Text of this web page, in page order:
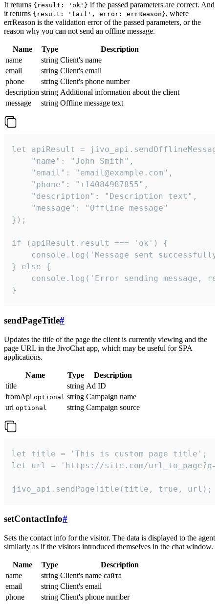
It returns {result: 'ok'} if the passed parameters are correct. And
it returns {result: 'fail', error: errReason}, where
errReason is the validation error of the passed parameters, or the
reason why you can not send an offline message.
Name Type
Description
name
string Client's name
email
string Client's email
phone
string Client's phone number
description string Additional information about the client
message
string Offline message text
let apiResult =
    "name": "John Smith",
    "email": "email@example.com",
    "phone": "+14084987855",
    "description": "Description text",
    "message": "Offline message"
});
if (apiResult.result === 'ok') {
console.log('Message sent
} else {
console.log('Error sending message,
}
sendPageTitle#
Updates the title of the page the client is currently viewing and the
page URL in the JivoChat app, which may be useful for SPA
applications.
Name Type
Description
title
string Ad ID
fromApi optional string Campaign name
url optional string Campaign source
let title = 'This is custom page title';
let url = 'https://site.com/
jivo_api.sendPageTitle(title, true, url);
setContactInfo#
Sets the contact info for the visitor. The data is displayed to the agent
similarly as if the visitors introduced themselves in the chat window.
Name Type
Description
name
string Client's name сайта
email
string Client's email
phone
string Client's phone number